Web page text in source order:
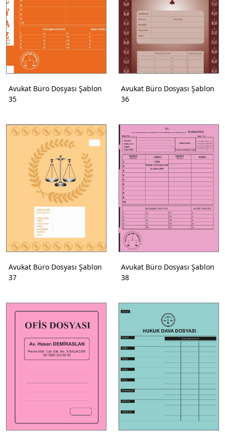
Avukat Büro Dosyası Şablon
35
Avukat Büro Dosyası Şablon
36
Avukat Büro Dosyası Şablon
37
Avukat Büro Dosyası Şablon
38